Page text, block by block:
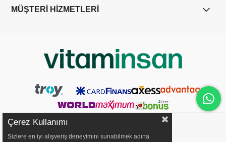
MÜŞTERİ HİZMETLERİ
YASAL UYARI
Çerez Kullanımı
Sizlere en iyi alışveriş deneyimini sunabilmek adına